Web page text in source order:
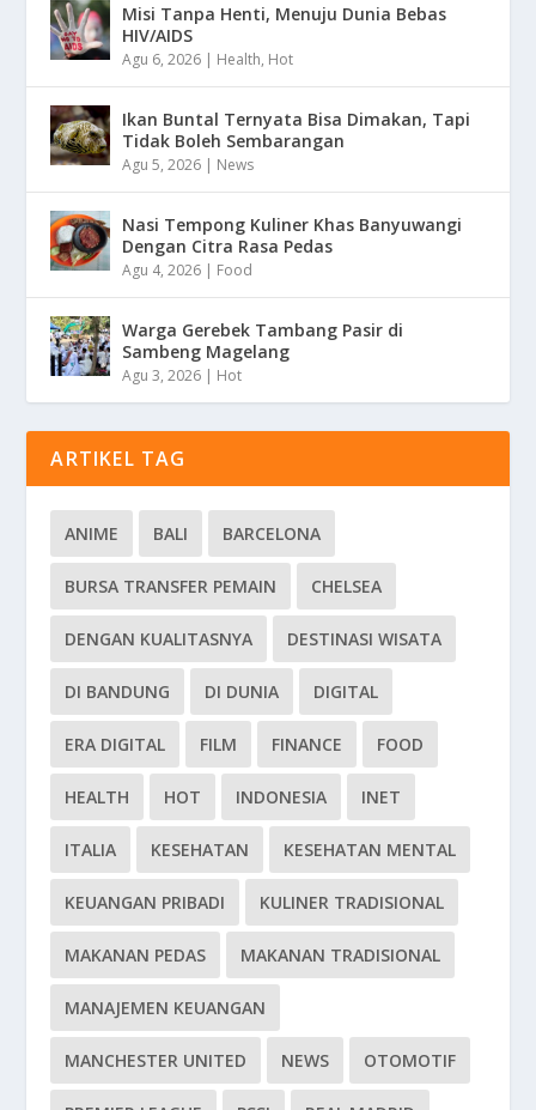
Misi Tanpa Henti, Menuju Dunia Bebas
HIV/AIDS
Agu 6, 2026 | Health, Hot
Ikan Buntal Ternyata Bisa Dimakan, Tapi
Tidak Boleh Sembarangan
Agu 5, 2026 | News
Nasi Tempong Kuliner Khas Banyuwangi
Dengan Citra Rasa Pedas
Agu 4, 2026 | Food
Warga Gerebek Tambang Pasir di
Sambeng Magelang
Agu 3, 2026 | Hot
ARTIKEL TAG
ANIME BALI BARCELONA
BURSA TRANSFER PEMAIN CHELSEA
DENGAN KUALITASNYA DESTINASI WISATA
DI BANDUNG DI DUNIA DIGITAL
ERA DIGITAL FILM FINANCE FOOD
HEALTH HOT INDONESIA INET
ITALIA KESEHATAN KESEHATAN MENTAL
KEUANGAN PRIBADI KULINER TRADISIONAL
MAKANAN PEDAS MAKANAN TRADISIONAL
MANAJEMEN KEUANGAN
MANCHESTER UNITED NEWS OTOMOTIF